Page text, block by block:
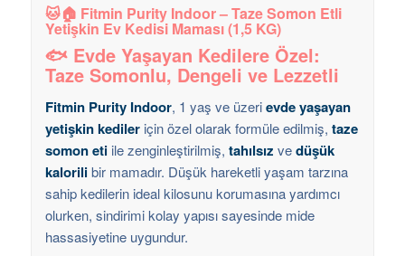
🐱🏠 Fitmin Purity Indoor – Taze Somon Etli
Yetişkin Ev Kedisi Maması (1,5 KG)
🐟 Evde Yaşayan Kedilere Özel:
Taze Somonlu, Dengeli ve Lezzetli
Fitmin Purity Indoor, 1 yaş ve üzerievde yaşayan
yetişkin kedileriçin özel olarak formüle edilmiş, taze
somon etiile zenginleştirilmiş, tahılsız vedüşük
kalorilibir mamadır. Düşük hareketli yaşam tarzına
sahip kedilerin ideal kilosunu korumasına yardımcı
olurken, sindirimi kolay yapısı sayesinde mide
hassasiyetine uygundur.